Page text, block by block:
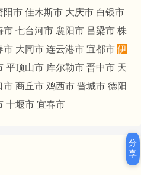
阳市 佳木斯市 大庆市 白银市
市 七台河市 襄阳市 吕梁市 株
市 大同市 连云港市 宜都市 伊
平顶山市 库尔勒市 晋中市 天
市 商丘市 鸡西市 晋城市 德阳
十堰市 宜春市
分
享